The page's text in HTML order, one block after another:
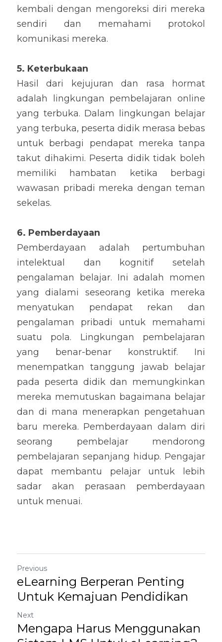
kembali dengan mengoreksi diri mereka
sendiri dan memahami protokol
komunikasi mereka.
5. Keterbukaan
Hasil dari kejujuran dan rasa hormat
adalah lingkungan pembelajaran online
yang terbuka. Dalam lingkungan belajar
yang terbuka, peserta didik merasa bebas
untuk berbagi pendapat mereka tanpa
takut dihakimi. Peserta didik tidak boleh
memiliki hambatan ketika berbagi
wawasan pribadi mereka dengan teman
sekelas.
6. Pemberdayaan
Pemberdayaan adalah pertumbuhan
intelektual dan kognitif setelah
pengalaman belajar. Ini adalah momen
yang dialami seseorang ketika mereka
menyatukan pendapat rekan dan
pengalaman pribadi untuk memahami
suatu pola. Lingkungan pembelajaran
yang benar-benar konstruktif. Ini
menempatkan tanggung jawab belajar
pada peserta didik dan memungkinkan
mereka memutuskan bagaimana belajar
dan di mana menerapkan pengetahuan
baru mereka. Pemberdayaan dalam diri
seorang pembelajar mendorong
pembelajaran sepanjang hidup. Pengajar
dapat membantu pelajar untuk lebih
sadar akan perasaan pemberdayaan
untuk menuai.
Previous
eLearning Berperan Penting
Untuk Kemajuan Pendidikan
Next
Mengapa Harus Menggunakan